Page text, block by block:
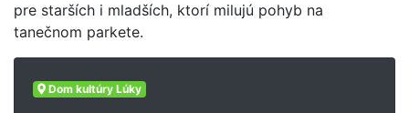
pre starších i mladších, ktorí milujú pohyb na
tanečnom parkete.
Dom kultúry Lúky